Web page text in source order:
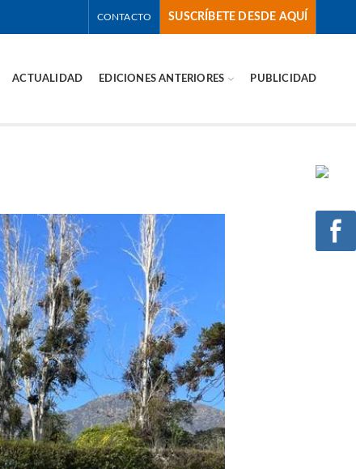
CONTACTO SUSCRÍBETE DESDE AQUÍ
ACTUALIDAD EDICIONES ANTERIORES PUBLICIDAD